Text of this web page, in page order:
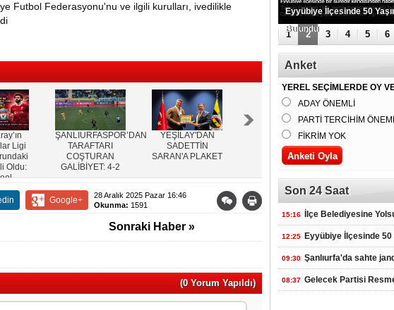
Futbol Federasyonu'nu ve ilgili kurulları, ivedilikle
Ligi
Oldu:
ŞANLIURFASPOR’DAN
TARAFTARI
COŞTURAN
GALİBİYET: 4-2
YEŞİLAY'DAN
SADETTİN
SARAN'A PLAKET
ŞEHİT HALİT
ŞILTAK
İLKOKULU’NDA
SINIFLAR ARASI
SATRANÇ
TURNUVASI
DÜZENLENDİ
Google+
28 Aralık 2025 Pazar 16:46
Okunma: 1591
Sonraki Haber »
(0 Yorum Yapıldı)
Eyyübiye İlçesinde 50
Bulundu
1 2 3 4 5 6
Anket
YEREL SEÇİMLERDE OY
ADAY ÖNEMLİ
PARTİ TERCİHİM
FİKRİM YOK
Son 24 Saat
15:16 İlçe Belediyesine
12:25 Eyyübiye İlçesinde 50
09:30 Şanlıurfa'da sahte
08:37 Gelecek Partisi